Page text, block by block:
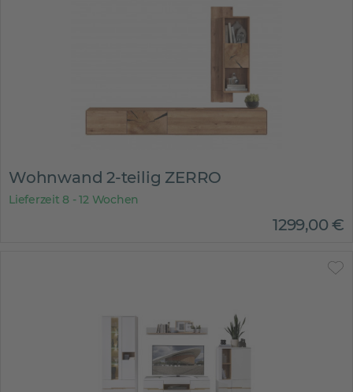
Wohnwand 2-teilig ZERRO
Lieferzeit 8 - 12 Wochen
1299,00€